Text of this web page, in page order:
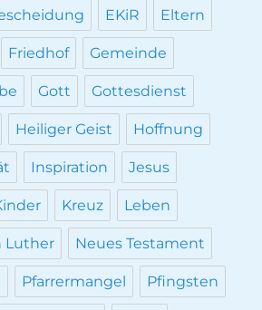
EKiR Eltern
Friedhof Gemeinde
Gott Gottesdienst
Heiliger Geist Hoffnung
Inspiration Jesus
Kreuz Leben
Luther Neues Testament
Pfarrermangel Pfingsten